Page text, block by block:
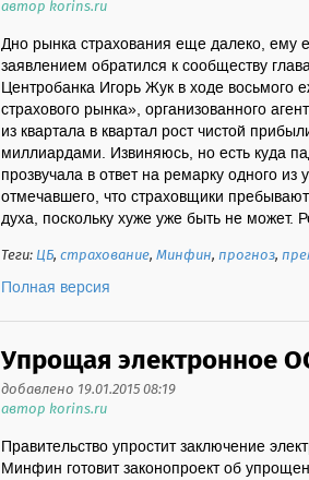
автор korins.ru
Дно рынка страхования еще далеко, ему
заявлением обратился к сообществу
Центробанка Игорь Жук в ходе восьмого
страхового рынка», организованного
из квартала в квартал рост чистой
миллиардами. Извиняюсь, но есть куда
прозвучала в ответ на ремарку одного из
отмечавшего, что страховщики
духа, поскольку хуже уже быть не может.
Теги:ЦБ,страхование,Минфин,прогноз,
Полная версия
Упрощая электронное
добавлено 19.01.2015 08:19
автор korins.ru
Правительство упростит заключение
Минфин готовит законопроект об